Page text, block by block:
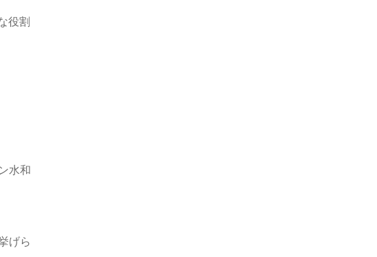
役割
水和
げら